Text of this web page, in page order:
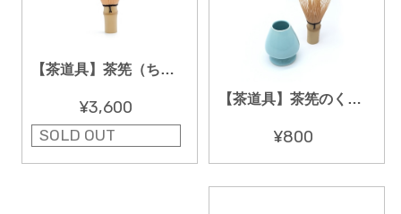
【茶道具】茶筅（ちゃせん）「数穂」日本製
¥3,600
SOLD OUT
【茶道具】茶筅のくせなおし
¥800